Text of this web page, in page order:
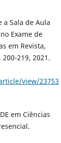
a Sala de Aula
Exame de
em Revista,
219, 2021.
view/23753
em Ciências